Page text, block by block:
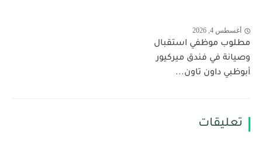
أغسطس 4, 2026
مطلوب موظفي استقبال
وصيانة في فندق ميركيور
أبوظبي داون تاون...
تعليقات